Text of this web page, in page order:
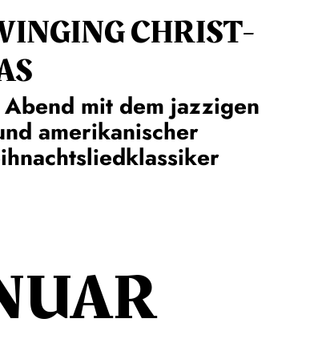
CHRIST­
mit dem jazzigen
amerikanischer